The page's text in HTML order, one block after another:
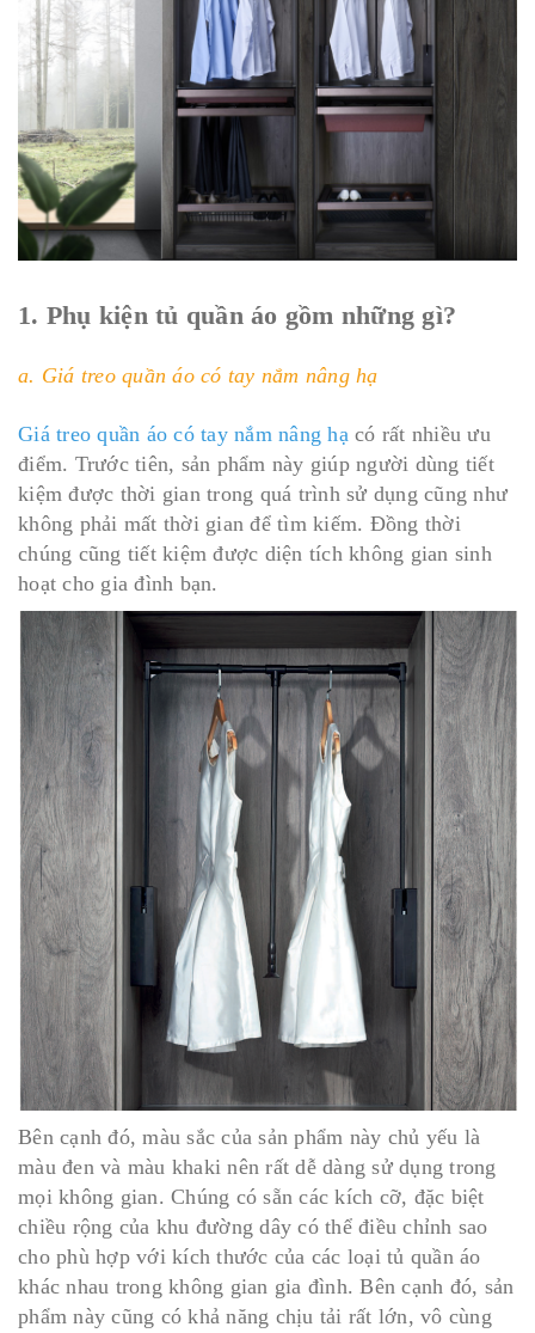
1. Phụ kiện tủ quần áo gồm những gì?
a. Giá treo quần áo có tay nắm nâng hạ
Giá treo quần áo có tay nắm nâng hạcó rất nhiều ưu
điểm. Trước tiên, sản phẩm này giúp người dùng tiết
kiệm được thời gian trong quá trình sử dụng cũng như
không phải mất thời gian để tìm kiếm. Đồng thời
chúng cũng tiết kiệm được diện tích không gian sinh
hoạt cho gia đình bạn.
Bên cạnh đó, màu sắc của sản phẩm này chủ yếu là
màu đen và màu khaki nên rất dễ dàng sử dụng trong
mọi không gian. Chúng có sẵn các kích cỡ, đặc biệt
chiều rộng của khu đường dây có thể điều chỉnh sao
cho phù hợp với kích thước của các loại tủ quần áo
khác nhau trong không gian gia đình. Bên cạnh đó, sản
phẩm này cũng có khả năng chịu tải rất lớn, vô cùng